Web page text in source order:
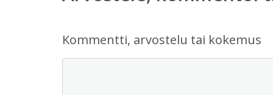
Kommentti, arvostelu tai kokemus